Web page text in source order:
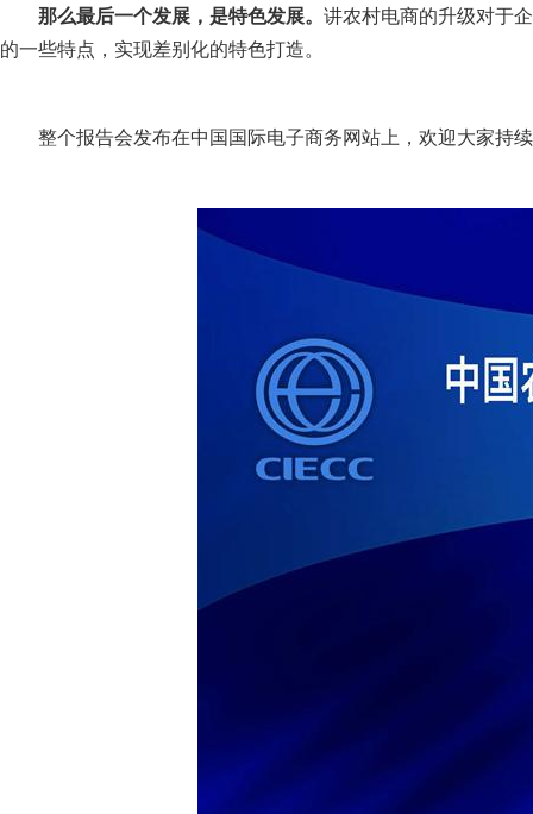
那么最后一个发展，是特色发展。 讲农村电商的升级对于
的一些特点，实现差别化的特色打造。
整个报告会发布在中国国际电子商务网站上，欢迎大家持